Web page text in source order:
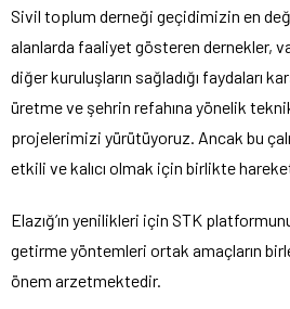
Sivil toplum derneği geçidimizin en
alanlarda faaliyet gösteren dernekler,
diğer kuruluşların sağladığı faydaları
üretme ve şehrin refahına yönelik
projelerimizi yürütüyoruz. Ancak bu
etkili ve kalıcı olmak için birlikte
Elazığ’ın yenilikleri için STK
getirme yöntemleri ortak amaçların
önem arzetmektedir.